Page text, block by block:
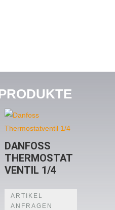
DANFOSS
THERMOSTAT
VENTIL 1/4
ARTIKEL
ANFRAGEN